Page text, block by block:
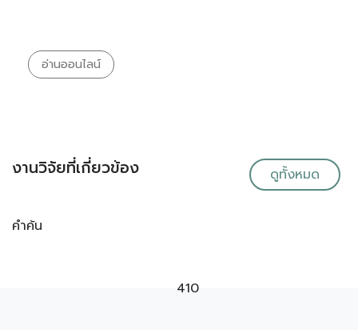
อ่านออนไลน์
งานวิจัยที่เกี่ยวข้อง ดูทั้งหมด
คำค้น
410